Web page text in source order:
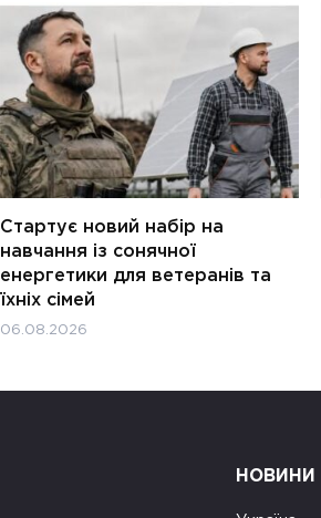
Стартує новий набір на
навчання із сонячної
енергетики для ветеранів та
їхніх сімей
06.08.2026
НОВИНИ